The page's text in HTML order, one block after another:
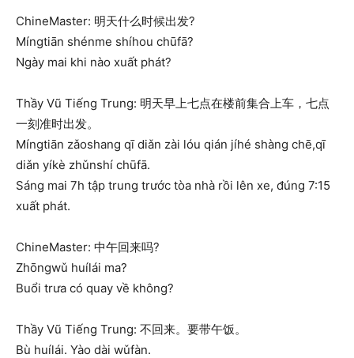
ChineMaster: 明天什么时候出发?
Míngtiān shénme shíhou chūfā?
Ngày mai khi nào xuất phát?
Thầy Vũ Tiếng Trung: 明天早上七点在楼前集合上车，七点
一刻准时出发。
Míngtiān zǎoshang qī diǎn zài lóu qián jíhé shàng chē,qī
diǎn yíkè zhǔnshí chūfā.
Sáng mai 7h tập trung trước tòa nhà rồi lên xe, đúng 7:15
xuất phát.
ChineMaster: 中午回来吗?
Zhōngwǔ huílái ma?
Buổi trưa có quay về không?
Thầy Vũ Tiếng Trung: 不回来。要带午饭。
Bù huílái. Yào dài wǔfàn.